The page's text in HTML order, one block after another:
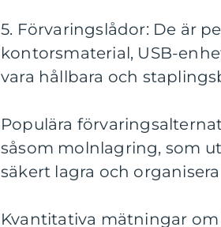
5. Förvaringslådor: De är
kontorsmaterial, USB-
vara hållbara och
Populära
såsom molnlagring, som
säkert lagra och
Kvantitativa mätningar